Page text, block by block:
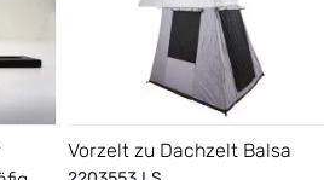
Vorzelt zu Dachzelt Balsa